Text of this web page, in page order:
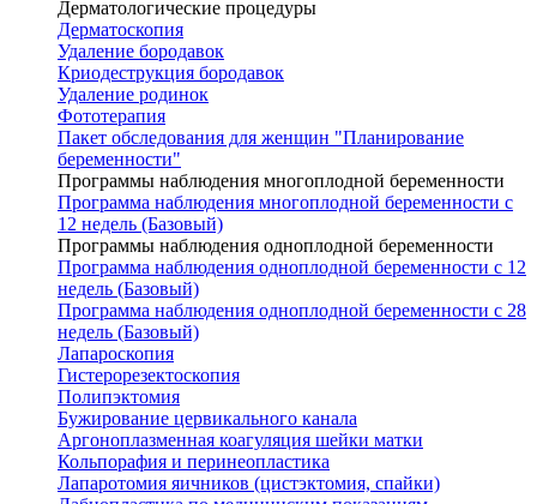
Дерматологические процедуры
Дерматоскопия
Удаление бородавок
Криодеструкция бородавок
Удаление родинок
Фототерапия
Пакет обследования для женщин "Планирование
беременности"
Программы наблюдения многоплодной беременности
Программа наблюдения многоплодной беременности с
12 недель (Базовый)
Программы наблюдения одноплодной беременности
Программа наблюдения одноплодной беременности с 12
недель (Базовый)
Программа наблюдения одноплодной беременности с 28
недель (Базовый)
Лапароскопия
Гистерорезектоскопия
Полипэктомия
Бужирование цервикального канала
Аргоноплазменная коагуляция шейки матки
Кольпорафия и перинеопластика
Лапаротомия яичников (цистэктомия, спайки)